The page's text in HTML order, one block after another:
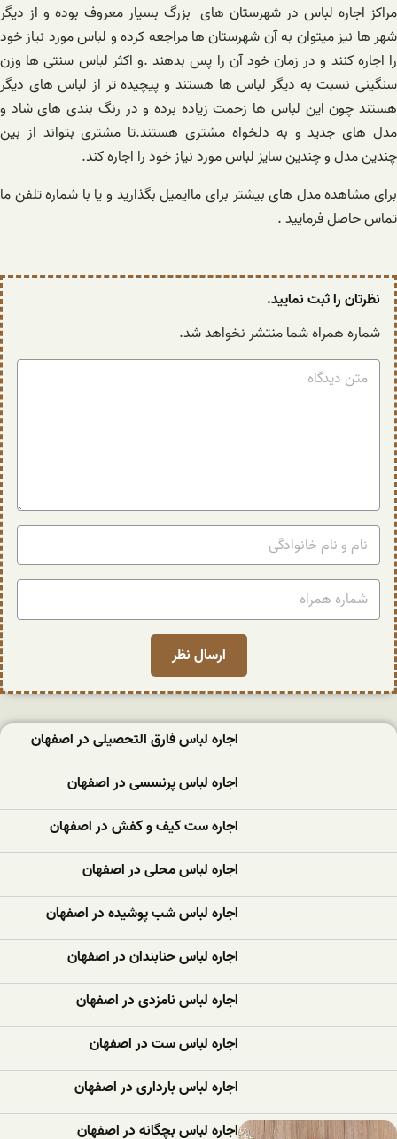
مراکز اجاره لباس در شهرستان های بزرگ بسیار معروف بوده و از دیگر
شهر ها نیز میتوان به آن شهرستان ها مراجعه کرده و لباس مورد نیاز خود
را اجاره کنند و در زمان خود آن را پس بدهند .و اکثر لباس سنتی ها وزن
سنگینی نسبت به دیگر لباس ها هستند و پیچیده تر از لباس های دیگر
هستند چون این لباس ها زحمت زیاده برده و در رنگ بندی های شاد و
مدل های جدید و به دلخواه مشتری هستند.تا مشتری بتواند از بین
چندین مدل و چندین سایز لباس مورد نیاز خود را اجاره کند.
برای مشاهده مدل های بیشتر برای ماایمیل بگذارید و یا با شماره تلفن ما
تماس حاصل فرمایید .
نظرتان را ثبت نمایید.
شماره همراه شما منتشر نخواهد شد.
اجاره لباس فارق التحصیلی در اصفهان
اجاره لباس پرنسسی در اصفهان
اجاره ست کیف و کفش در اصفهان
اجاره لباس محلی در اصفهان
اجاره لباس شب پوشیده در اصفهان
اجاره لباس حنابندان در اصفهان
اجاره لباس نامزدی در اصفهان
اجاره لباس ست در اصفهان
اجاره لباس بارداری در اصفهان
اجاره لباس بچگانه در اصفهان